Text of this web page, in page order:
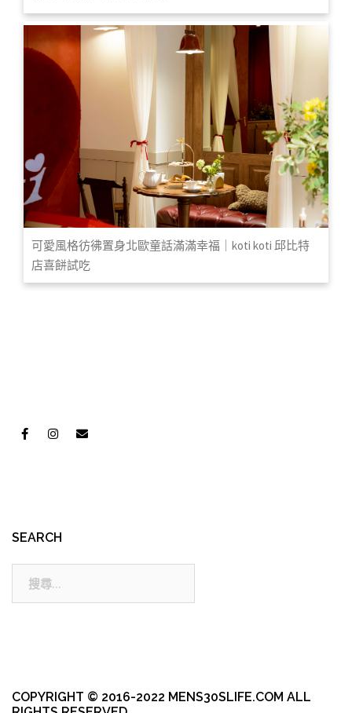
可愛風格彷彿置身北歐童話滿滿幸福｜koti koti 邱比特
店喜餅試吃
SEARCH
COPYRIGHT © 2016-2022 MENS30SLIFE.COM ALL